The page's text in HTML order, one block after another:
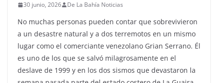
30 junio, 2026 De La Bahía Noticias
No muchas personas pueden contar que sobrevivieron
a un desastre natural y a dos terremotos en un mismo
lugar como el comerciante venezolano Grian Serrano. Él
es uno de los que se salvó milagrosamente en el
deslave de 1999 y en los dos sismos que devastaron la